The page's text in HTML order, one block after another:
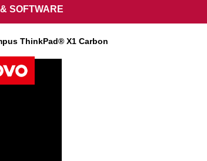
SOFTWARE
ThinkPad® X1 Carbon